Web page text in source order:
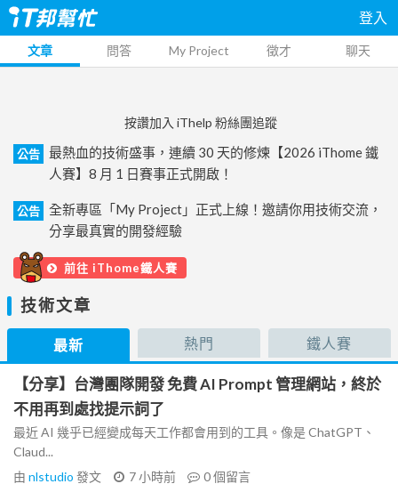
登入
文章 問答 My Project 徵才 聊天
按讚加入 iThelp 粉絲團追蹤
公告
最熱血的技術盛事，連續 30 天的修煉【2026 iThome 鐵
人賽】8 月 1 日賽事正式開啟！
公告
全新專區「My Project」正式上線！邀請你用技術交流，
分享最真實的開發經驗
前往 iThome鐵人賽
技術文章
最新 熱門 鐵人賽
【分享】台灣團隊開發 免費 AI Prompt 管理網站，終於
不用再到處找提示詞了
最近 AI 幾乎已經變成每天工作都會用到的工具。像是 ChatGPT、
Claud...
由 nlstudio 發文 7 小時前 0個留言